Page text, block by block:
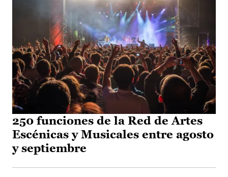
250 funciones de la Red de Artes
Escénicas y Musicales entre agosto
y septiembre